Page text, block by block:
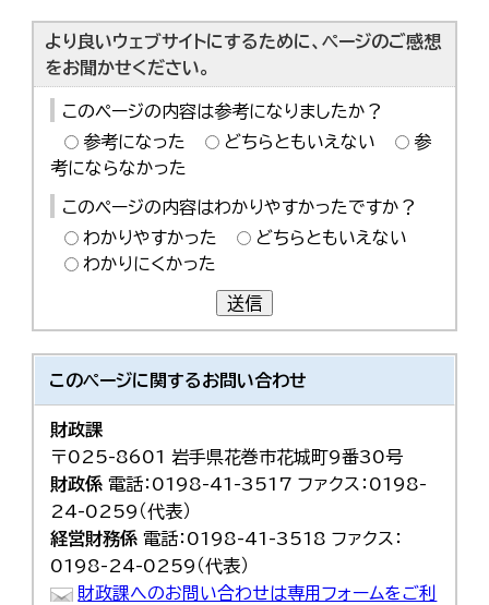
より良いウェブサイトにするために、ページのご感想
をお聞かせください。
このページの内容は参考になりましたか？
参考になった
どちらともいえない
参
考にならなかった
このページの内容はわかりやすかったですか？
わかりやすかった
どちらともいえない
わかりにくかった
送信
このページに関するお問い合わせ
財政課
〒025-8601 岩手県花巻市花城町9番30号
財政係 電話：0198-41-3517 ファクス：0198-
24-0259（代表）
経営財務係 電話：0198-41-3518 ファクス：
0198-24-0259（代表）
財政課へのお問い合わせは専用フォームをご利